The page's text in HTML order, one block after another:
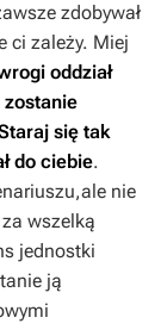
zdobywał
ci zależy. Miej
oddział
się tak
do ciebie.
nie
wszelką
jednostki
ją